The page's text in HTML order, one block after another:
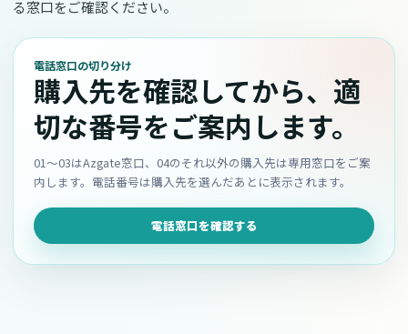
る窓口をご確認ください。
電話窓口の切り分け
購入先を確認してから、適
切な番号をご案内します。
01〜03はAzgate窓口、04のそれ以外の購入先は専用窓口をご案
内します。電話番号は購入先を選んだあとに表示されます。
電話窓口を確認する